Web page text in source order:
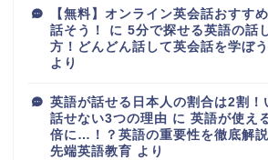
【無料】オンライン英会話おすす
話そう！
に 5分で探せる英語の話
方！どんどん話して英会話を学ぼ
より
英語が話せる日本人の割合は2割！
話せない3つの理由 に 英語が使え
倍に…！？英語の重要性を徹底解
先端英語教育 より